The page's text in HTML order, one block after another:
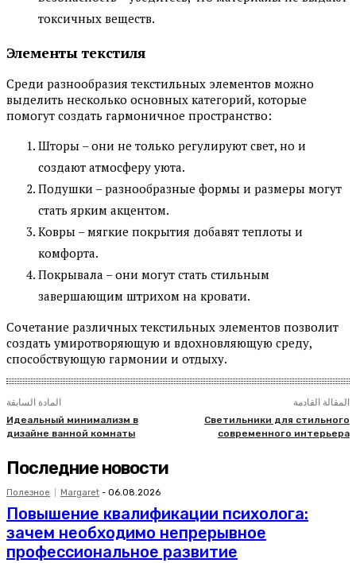
токсичных веществ.
Элементы текстиля
Среди разнообразия текстильных элементов можно
выделить несколько основных категорий, которые
помогут создать гармоничное пространство:
Шторы – они не только регулируют свет, но и
создают атмосферу уюта.
Подушки – разнообразные формы и размеры могут
стать ярким акцентом.
Ковры – мягкие покрытия добавят теплоты и
комфорта.
Покрывала – они могут стать стильным
завершающим штрихом на кровати.
Сочетание различных текстильных элементов позволит
создать умиротворяющую и вдохновляющую среду,
способствующую гармонии и отдыху.
المادة السابقة
Идеальный минимализм в
дизайне ванной комнаты
المقالة القادمة
Светильники для стильного
современного интерьера
Последние новости
Полезное Margaret - 06.08.2026
Повышение квалификации психолога:
зачем необходимо непрерывное
профессиональное развитие